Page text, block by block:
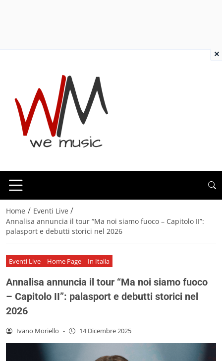
Home / Eventi Live /
Annalisa annuncia il tour “Ma noi siamo fuoco – Capitolo II”:
palasport e debutti storici nel 2026
Eventi Live Home Page In Italia
Annalisa annuncia il tour “Ma noi siamo fuoco
– Capitolo II”: palasport e debutti storici nel
2026
Ivano Moriello - 14 Dicembre 2025
×